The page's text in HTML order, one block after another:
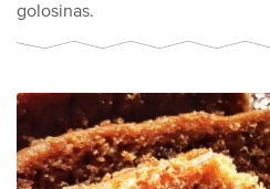
golosinas.